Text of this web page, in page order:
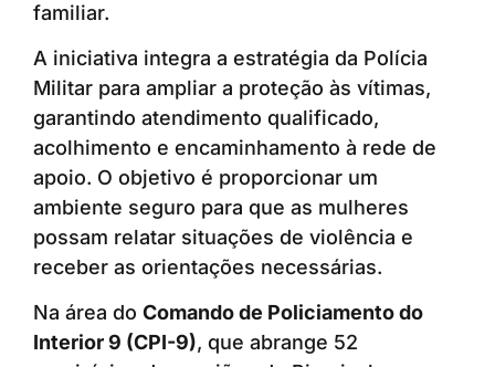
familiar.
A iniciativa integra a estratégia da Polícia
Militar para ampliar a proteção às vítimas,
garantindo atendimento qualificado,
acolhimento e encaminhamento à rede de
apoio. O objetivo é proporcionar um
ambiente seguro para que as mulheres
possam relatar situações de violência e
receber as orientações necessárias.
Na área do Comando de Policiamento do
Interior 9 (CPI-9), que abrange 52